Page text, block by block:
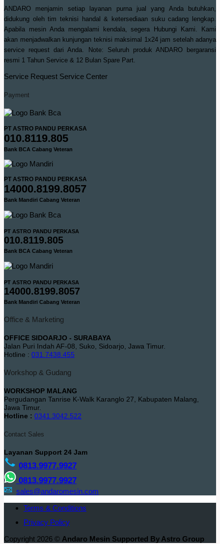
ANDARO menjamin setiap layanan purna jual yang Anda butuhkan,
didukung oleh tim teknisi handal & ketersediaan suku cadang lengkap.
Apabila mesin Anda mengalami kendala, segera Hubungi Kami. Kami
akan menjadwalkan kunjungan teknisi maksimal 1x24 jam setelah adanya
service request dari Anda. Note: Seluruh produk ANDARO bergaransi
resmi 1 Tahun Service & 12 Bulan Spare Part.
Service Request Service Center
Payment
PT ASTRO PANDU PERKASA
010.8119.805
Bank BCA Cabang Veteran
PT ASTRO PANDU PERKASA
14000.8199.8057
Bank Mandiri Cabang Veteran
PT ASTRO PANDU PERKASA
010.8119.805
Bank BCA Cabang Veteran
PT ASTRO PANDU PERKASA
14000.8199.8057
Bank Mandiri Cabang Veteran
Office & Marketing
OFFICE SIDOARJO - SURABAYA
Jalan Puri Indah AF-08, Suko, Sidoarjo, Jawa Timur.
Hotline : 031.7438.455
Workshop & Gudang
WORKSHOP MALANG
Pergudangan Tanrise K-Walk Karanglo 27, Kabupaten Malang,
Jawa Timur.
Hotline : 0341.3042.522
Contact Sales
Layanan Support 24 Jam
0813.9977.9927
0813.9977.9927
sales@andaromesin.com
Terms & Conditions
Privacy Policy
Copyright 2026 © Andaro Mesin Supported By Astro Group